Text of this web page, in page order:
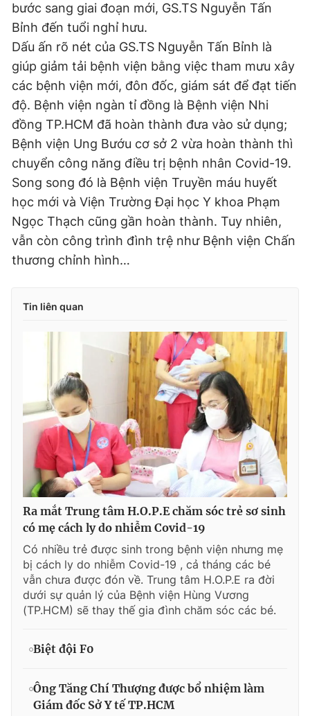
bước sang giai đoạn mới, GS.TS Nguyễn Tấn
Bỉnh đến tuổi nghỉ hưu.
Dấu ấn rõ nét của GS.TS Nguyễn Tấn Bỉnh là
giúp giảm tải bệnh viện bằng việc tham mưu xây
các bệnh viện mới, đôn đốc, giám sát để đạt tiến
độ. Bệnh viện ngàn tỉ đồng là Bệnh viện Nhi
đồng TP.HCM đã hoàn thành đưa vào sử dụng;
Bệnh viện Ung Bướu cơ sở 2 vừa hoàn thành thì
chuyển công năng điều trị bệnh nhân Covid-19.
Song song đó là Bệnh viện Truyền máu huyết
học mới và Viện Trường Đại học Y khoa Phạm
Ngọc Thạch cũng gần hoàn thành. Tuy nhiên,
vẫn còn công trình đình trệ như Bệnh viện Chấn
thương chỉnh hình…
Tin liên quan
Ra mắt Trung tâm H.O.P.E chăm sóc trẻ sơ sinh
có mẹ cách ly do nhiễm Covid-19
Có nhiều trẻ được sinh trong bệnh viện nhưng mẹ
bị cách ly do nhiễm Covid-19 , cả tháng các bé
vẫn chưa được đón về. Trung tâm H.O.P.E ra đời
dưới sự quản lý của Bệnh viện Hùng Vương
(TP.HCM) sẽ thay thế gia đình chăm sóc các bé.
Biệt đội F0
Ông Tăng Chí Thượng được bổ nhiệm làm
Giám đốc Sở Y tế TP.HCM